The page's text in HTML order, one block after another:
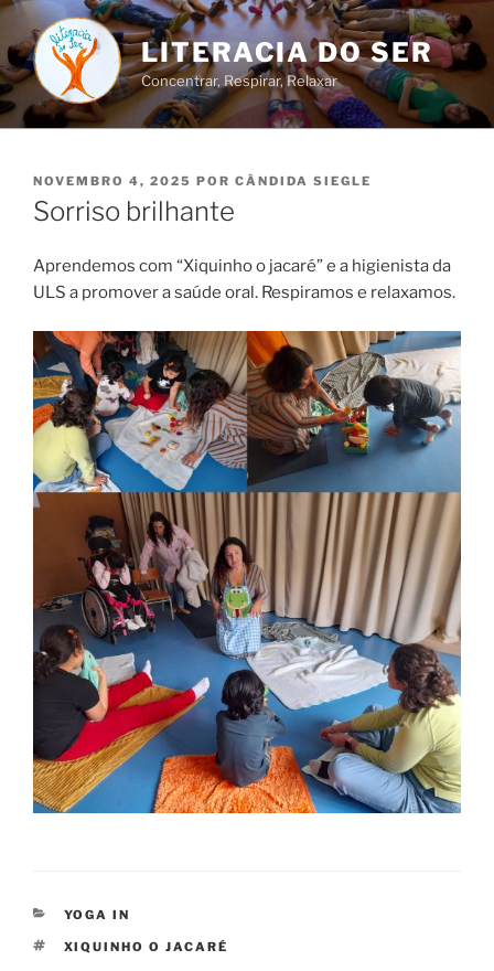
Saltar
para
o
conteúdo
LITERACIA DO SER
Concentrar, Respirar, Relaxar
PUBLICADO
EM
NOVEMBRO 4, 2025 POR CÂNDIDA SIEGLE
Sorriso brilhante
Aprendemos com “Xiquinho o jacaré” e a higienista da
ULS a promover a saúde oral. Respiramos e relaxamos.
CATEGORIAS
YOGA IN
ETIQUETAS
XIQUINHO O JACARÉ